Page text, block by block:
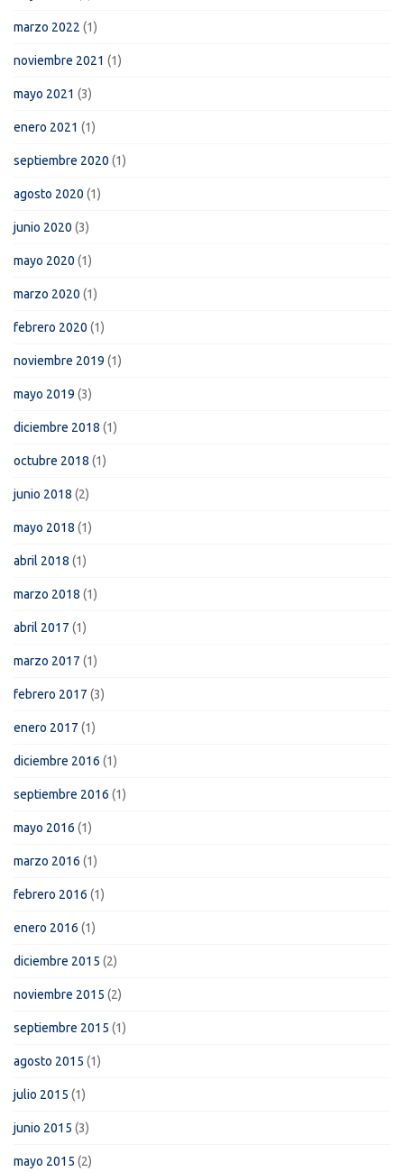
marzo 2022 (1)
noviembre 2021 (1)
mayo 2021 (3)
enero 2021 (1)
septiembre 2020 (1)
agosto 2020 (1)
junio 2020 (3)
mayo 2020 (1)
marzo 2020 (1)
febrero 2020 (1)
noviembre 2019 (1)
mayo 2019 (3)
diciembre 2018 (1)
octubre 2018 (1)
junio 2018 (2)
mayo 2018 (1)
abril 2018 (1)
marzo 2018 (1)
abril 2017 (1)
marzo 2017 (1)
febrero 2017 (3)
enero 2017 (1)
diciembre 2016 (1)
septiembre 2016 (1)
mayo 2016 (1)
marzo 2016 (1)
febrero 2016 (1)
enero 2016 (1)
diciembre 2015 (2)
noviembre 2015 (2)
septiembre 2015 (1)
agosto 2015 (1)
julio 2015 (1)
junio 2015 (3)
mayo 2015 (2)